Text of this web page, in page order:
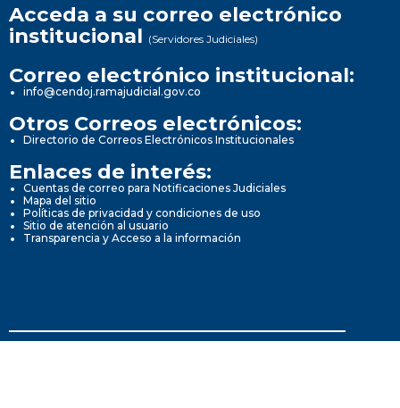
Acceda a su correo electrónico
institucional (Servidores Judiciales)
Correo electrónico institucional:
info@cendoj.ramajudicial.gov.co
Otros Correos electrónicos:
Directorio de Correos Electrónicos Institucionales
Enlaces de interés:
Cuentas de correo para Notificaciones Judiciales
Mapa del sitio
Políticas de privacidad y condiciones de uso
Sitio de atención al usuario
Transparencia y Acceso a la información